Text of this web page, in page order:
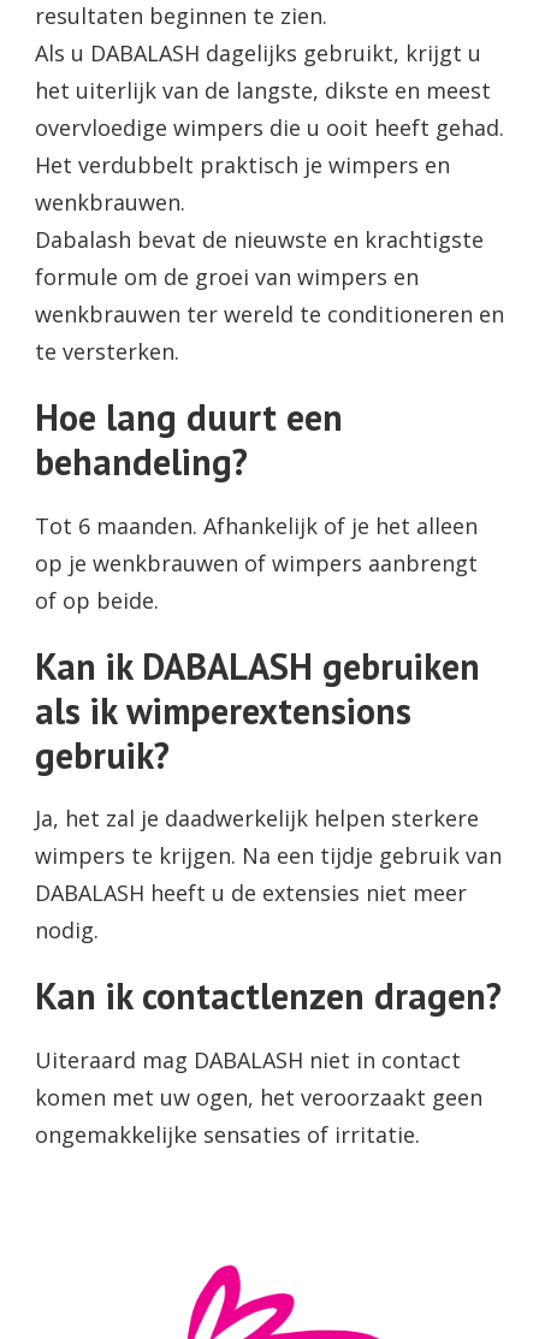
resultaten beginnen te zien.
Als u DABALASH dagelijks gebruikt, krijgt u
het uiterlijk van de langste, dikste en meest
overvloedige wimpers die u ooit heeft gehad.
Het verdubbelt praktisch je wimpers en
wenkbrauwen.
Dabalash bevat de nieuwste en krachtigste
formule om de groei van wimpers en
wenkbrauwen ter wereld te conditioneren en
te versterken.
Hoe lang duurt een
behandeling?
Tot 6 maanden. Afhankelijk of je het alleen
op je wenkbrauwen of wimpers aanbrengt
of op beide.
Kan ik DABALASH gebruiken
als ik wimperextensions
gebruik?
Ja, het zal je daadwerkelijk helpen sterkere
wimpers te krijgen. Na een tijdje gebruik van
DABALASH heeft u de extensies niet meer
nodig.
Kan ik contactlenzen dragen?
Uiteraard mag DABALASH niet in contact
komen met uw ogen, het veroorzaakt geen
ongemakkelijke sensaties of irritatie.